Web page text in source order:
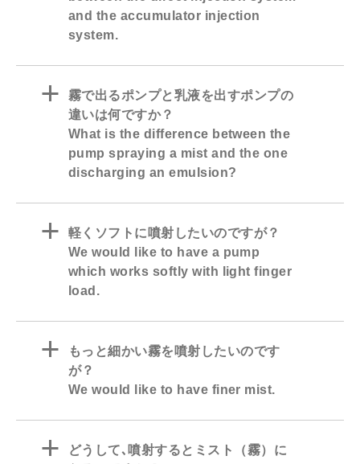
and the accumulator injection
system.
a
霧で出るポンプと乳液を出すポンプの
違いは何ですか？
What is the difference between the
pump spraying a mist and the one
discharging an emulsion?
a
軽くソフトに噴射したいのですが？
We would like to have a pump
which works softly with light finger
load.
a
もっと細かい霧を噴射したいのです
が？
We would like to have finer mist.
a
どうして､噴射するとミスト（霧）に